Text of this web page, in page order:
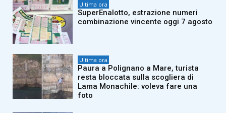
Ultima ora
SuperEnalotto, estrazione numeri
combinazione vincente oggi 7 agosto
Ultima ora
Paura a Polignano a Mare, turista
resta bloccata sulla scogliera di
Lama Monachile: voleva fare una
foto